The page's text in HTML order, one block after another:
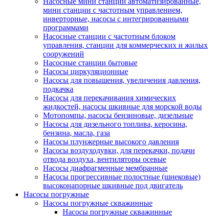
мини станции с частотным управлением,
инверторные, насосы с интегрированными
программами
Насосные станции с частотным блоком
управления, станции для коммерческих и жилых
сооружений
Насосные станции бытовые
Насосы циркуляционные
Насосы для повышения, увеличения давления,
подкачка
Насосы для перекачивания химических
жидкостей, насосы шкивные для морской воды
Мотопомпы, насосы бензиновые, дизельные
Насосы для дизельного топлива, керосина,
бензина, масла, газа
Насосы плунжерные высокого давления
Насосы воздуходувки, для перекачки, подачи
отвода воздуха, вентиляторы осевые
Насосы диафрагменные мембранные
Насосы прогрессивные полостные (шнековые)
высоконапорные шкивные под двигатель
Насосы погружные
Насосы погружные скважинные
Насосы погружные скважинные